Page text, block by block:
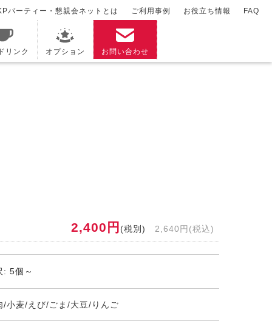
リンク オプション お問い合わせ
パーティー・懇親会ネットとは ご利用事例 お役立ち情報 FAQ
2,400円 (税別) 2,640円(税込)
: 5個～
/小麦/えび/ごま/大豆/りんご